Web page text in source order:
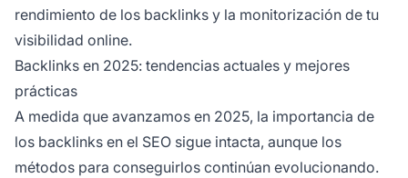
rendimiento de los backlinks y la monitorización de tu
visibilidad online.
Backlinks en 2025: tendencias actuales y mejores
prácticas
A medida que avanzamos en 2025, la importancia de
los backlinks en el SEO sigue intacta, aunque los
métodos para conseguirlos continúan evolucionando.